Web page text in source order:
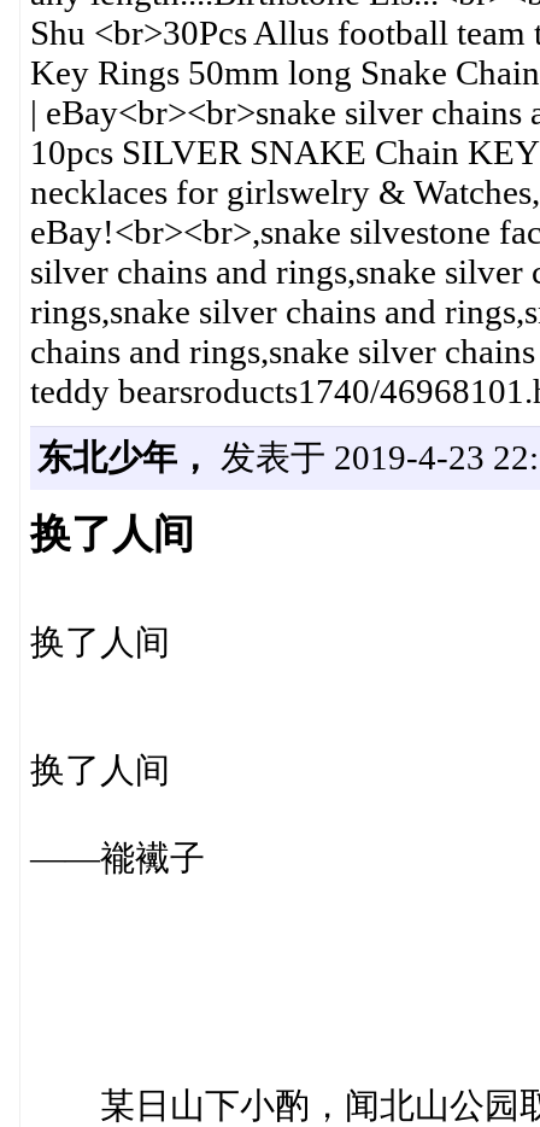
Shu <br>30Pcs Allus football
Key Rings 50mm long Snake
| eBay<br><br>snake silver
10pcs SILVER SNAKE Chain
necklaces for girlswelry &
eBay!<br><br>,snake silvestone
silver chains and rings,snake silver
rings,snake silver chains and
chains and rings,snake silver
teddy bearsroducts1740/
东北少年， 发表于 2019-4-23
换了人间
换了人间
换了人间
——褦襶子
某日山下小酌，闻北山公园